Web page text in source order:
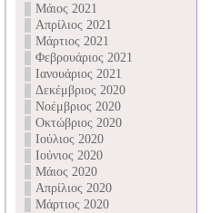
Μάιος 2021
Απρίλιος 2021
Μάρτιος 2021
Φεβρουάριος 2021
Ιανουάριος 2021
Δεκέμβριος 2020
Νοέμβριος 2020
Οκτώβριος 2020
Ιούλιος 2020
Ιούνιος 2020
Μάιος 2020
Απρίλιος 2020
Μάρτιος 2020